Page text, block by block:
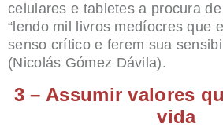
celulares e tabletes a procura
“lendo mil livros medíocres que
senso crítico e ferem sua
(Nicolás Gómez Dávila).
3 – Assumir valores
vida